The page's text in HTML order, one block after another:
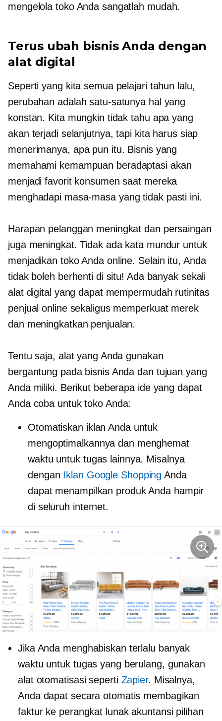
mengelola toko Anda sangatlah mudah.
Terus ubah bisnis Anda dengan
alat digital
Seperti yang kita semua pelajari tahun lalu,
perubahan adalah satu-satunya hal yang
konstan. Kita mungkin tidak tahu apa yang
akan terjadi selanjutnya, tapi kita harus siap
menerimanya, apa pun itu. Bisnis yang
memahami kemampuan beradaptasi akan
menjadi favorit konsumen saat mereka
menghadapi masa-masa yang tidak pasti ini.
Harapan pelanggan meningkat dan persaingan
juga meningkat. Tidak ada kata mundur untuk
menjadikan toko Anda online. Selain itu, Anda
tidak boleh berhenti di situ! Ada banyak sekali
alat digital yang dapat mempermudah rutinitas
penjual online sekaligus memperkuat merek
dan meningkatkan penjualan.
Tentu saja, alat yang Anda gunakan
bergantung pada bisnis Anda dan tujuan yang
Anda miliki. Berikut beberapa ide yang dapat
Anda coba untuk toko Anda:
Otomatiskan iklan Anda untuk
mengoptimalkannya dan menghemat
waktu untuk tugas lainnya. Misalnya
dengan Iklan Google Shopping Anda
dapat menampilkan produk Anda hampir
di seluruh internet.
Jika Anda menghabiskan terlalu banyak
waktu untuk tugas yang berulang, gunakan
alat otomatisasi seperti Zapier. Misalnya,
Anda dapat secara otomatis membagikan
faktur ke perangkat lunak akuntansi pilihan